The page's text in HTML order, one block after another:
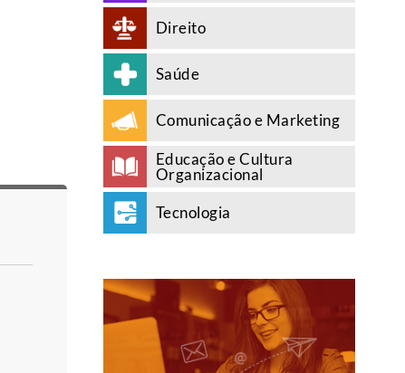
Direito
Saúde
Comunicação e Marketing
Educação e Cultura
Organizacional
Tecnologia